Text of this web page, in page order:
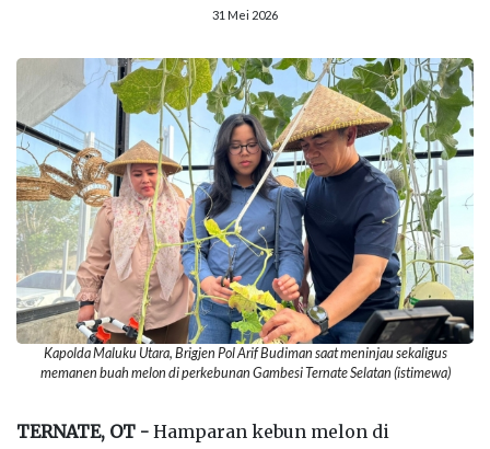
31 Mei 2026
Kapolda Maluku Utara, Brigjen Pol Arif Budiman saat meninjau sekaligus
memanen buah melon di perkebunan Gambesi Ternate Selatan (istimewa)
TERNATE, OT - Hamparan kebun melon di